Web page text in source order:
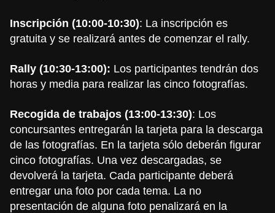
Inscripción (10:00-10:30): La inscripción es
gratuita y se realizará antes de comenzar el rally.
Rally (10:30-13:00): Los participantes tendrán dos
horas y media para realizar las cinco fotografías.
Recogida de trabajos (13:00-13:30): Los
concursantes entregarán la tarjeta para la descarga
de las fotografías. En la tarjeta sólo deberán figurar
cinco fotografías. Una vez descargadas, se
devolverá la tarjeta. Cada participante deberá
entregar una foto por cada tema. La no
presentación de alguna foto penalizará en la